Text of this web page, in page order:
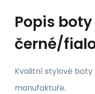
Popis boty
černé/
Kvalitní stylové
manufaktuře.